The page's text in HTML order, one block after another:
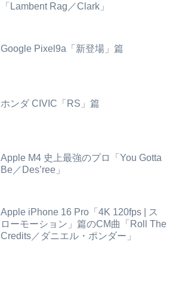
「Lambent Rag／Clark」
Google Pixel9a「新登場」篇
ホンダ CIVIC「RS」篇
Apple M4 史上最強のプロ「You Gotta
Be／Des’ree」
Apple iPhone 16 Pro「4K 120fps | ス
ローモーション」篇のCM曲「Roll The
Credits／ダニエル・ポンダー」